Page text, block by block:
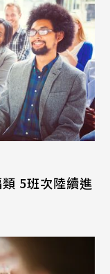
5班次陸續進